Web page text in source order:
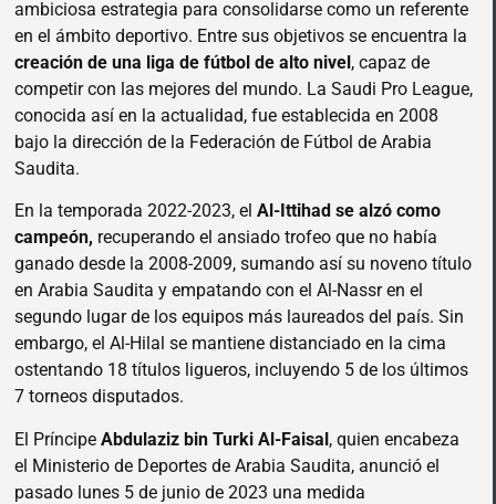
ambiciosa estrategia para consolidarse como un referente
en el ámbito deportivo. Entre sus objetivos se encuentra la
creación de una liga de fútbol de alto nivel, capaz de
competir con las mejores del mundo. La Saudi Pro League,
conocida así en la actualidad, fue establecida en 2008
bajo la dirección de la Federación de Fútbol de Arabia
Saudita.
En la temporada 2022-2023, el Al-Ittihad se alzó como
campeón, recuperando el ansiado trofeo que no había
ganado desde la 2008-2009, sumando así su noveno título
en Arabia Saudita y empatando con el Al-Nassr en el
segundo lugar de los equipos más laureados del país. Sin
embargo, el Al-Hilal se mantiene distanciado en la cima
ostentando 18 títulos ligueros, incluyendo 5 de los últimos
7 torneos disputados.
El Príncipe Abdulaziz bin Turki Al-Faisal, quien encabeza
el Ministerio de Deportes de Arabia Saudita, anunció el
pasado lunes 5 de junio de 2023 una medida